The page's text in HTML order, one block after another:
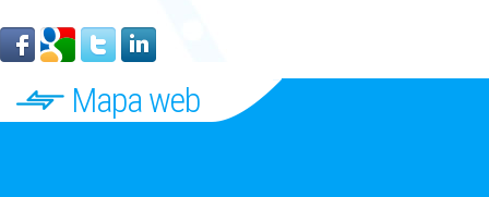
Mapa web